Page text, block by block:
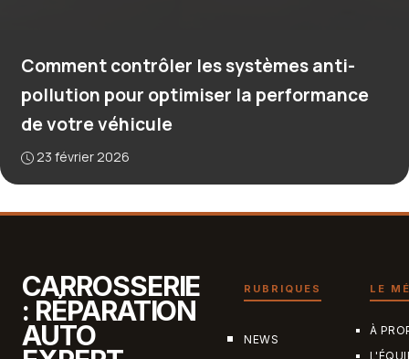
Comment contrôler les systèmes anti-
pollution pour optimiser la performance
de votre véhicule
23 février 2026
CARROSSERIE
: RÉPARATION
AUTO
RUBRIQUES
NEWS
LE
À